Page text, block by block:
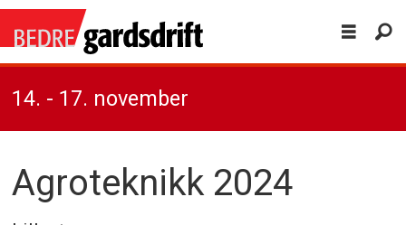
14. - 17. november
Agroteknikk 2024